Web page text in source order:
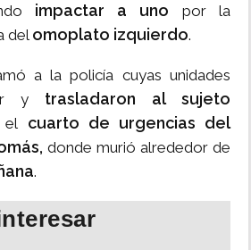
impactar a uno por la
del omoplato izquierdo.
a la policía cuyas unidades
y trasladaron al sujeto
el cuarto de urgencias del
donde murió alrededor de
.